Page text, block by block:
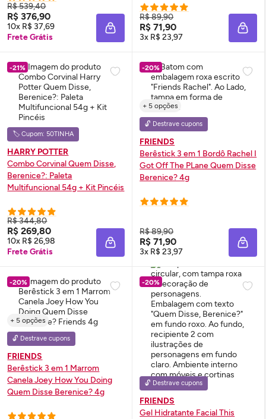
R$ 539,40
R$ 376,90
10x R$ 37,69
Frete Grátis
ADICIONAR À SACOLA
R$ 89,90
R$ 71,90
3x R$ 23,97
-21%
🏷️ Cupom: 50TINHA
HARRY POTTER
Combo Corvinal Quem Disse,
Berenice?: Paleta
Multifuncional 54g + Kit Pincéis
R$ 344,80
R$ 269,80
10x R$ 26,98
Frete Grátis
ADICIONAR À SACOLA
-20%
+ 5 opções
🔓 Destrave cupons
FRIENDS
Berêstick 3 em 1 Bordô Rachel I
GotOffThe PLane Quem Disse
Berenice? 4g
R$ 89,90
R$ 71,90
3x R$ 23,97
-20%
+ 5 opções
🔓 Destrave cupons
FRIENDS
Berêstick 3 em 1 Marrom
Canela Joey How You Doing
Quem Disse Berenice? 4g
-20%
🔓 Destrave cupons
FRIENDS
Gel Hidratante Facial This